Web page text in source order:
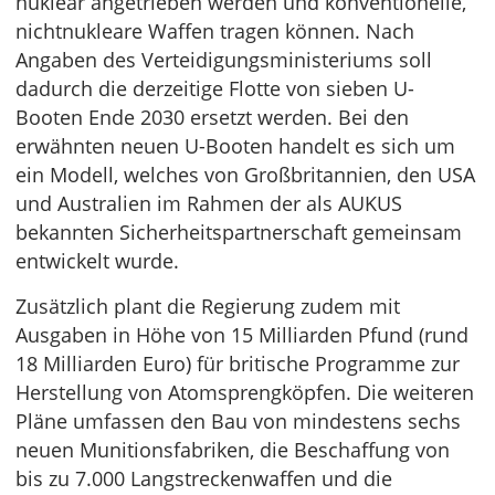
nichtnukleare Waffen tragen können. Nach
Angaben des Verteidigungsministeriums soll
dadurch die derzeitige Flotte von sieben U-
Booten Ende 2030 ersetzt werden. Bei den
erwähnten neuen U-Booten handelt es sich um
ein Modell, welches von Großbritannien, den USA
und Australien im Rahmen der als AUKUS
bekannten Sicherheitspartnerschaft gemeinsam
entwickelt wurde.
Zusätzlich plant die Regierung zudem mit
Ausgaben in Höhe von 15 Milliarden Pfund (rund
18 Milliarden Euro) für britische Programme zur
Herstellung von Atomsprengköpfen. Die weiteren
Pläne umfassen den Bau von mindestens sechs
neuen Munitionsfabriken, die Beschaffung von
bis zu 7.000 Langstreckenwaffen und die